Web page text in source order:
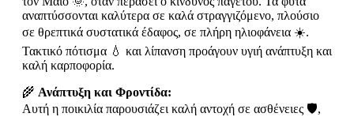
αναπτύσσονται καλύτερα σε καλά στραγγιζόμενο, πλούσιο
σε θρεπτικά συστατικά έδαφος, σε πλήρη ηλιοφάνεια ☀️.
Τακτικό πότισμα 💧 και λίπανση προάγουν υγιή ανάπτυξη και
καλή καρποφορία.
🌾 Ανάπτυξη και Φροντίδα:
Αυτή η ποικιλία παρουσιάζει καλή αντοχή σε ασθένειες 🛡️,